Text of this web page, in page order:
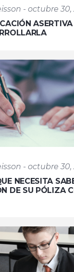
- octubre 30,
- octubre 30,
NECESITA
DE SU PÓLIZA